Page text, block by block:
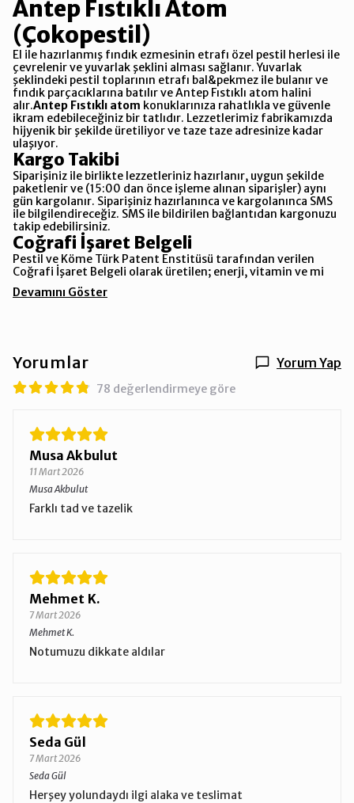
Antep Fıstıklı Atom
(Çokopestil)
El ile hazırlanmış fındık ezmesinin etrafı özel pestil herlesi ile
çevrelenir ve yuvarlak şeklini alması sağlanır. Yuvarlak
şeklindeki pestil toplarının etrafı bal&pekmez ile bulanır ve
fındık parçacıklarına batılır ve Antep Fıstıklı atom halini
alır.Antep Fıstıklı atom konuklarınıza rahatlıkla ve güvenle
ikram edebileceğiniz bir tatlıdır. Lezzetlerimiz fabrikamızda
hijyenik bir şekilde üretiliyor ve taze taze adresinize kadar
ulaşıyor.
Kargo Takibi
Siparişiniz ile birlikte lezzetleriniz hazırlanır, uygun şekilde
paketlenir ve (15:00 dan önce işleme alınan siparişler) aynı
gün kargolanır. Siparişiniz hazırlanınca ve kargolanınca SMS
ile bilgilendireceğiz. SMS ile bildirilen bağlantıdan kargonuzu
takip edebilirsiniz.
Coğrafi İşaret Belgeli
Pestil ve Köme Türk Patent Enstitüsü tarafından verilen
Coğrafi İşaret Belgeli olarak üretilen; enerji, vitamin ve mi
Devamını Göster
Yorumlar Yorum Yap
78 değerlendirmeye göre
Musa Akbulut
11 Mart 2026
Musa Akbulut
Farklı tad ve tazelik
Mehmet K.
7 Mart 2026
Mehmet K.
Notumuzu dikkate aldılar
Seda Gül
7 Mart 2026
Seda Gül
Herşey yolundaydı ilgi alaka ve teslimat